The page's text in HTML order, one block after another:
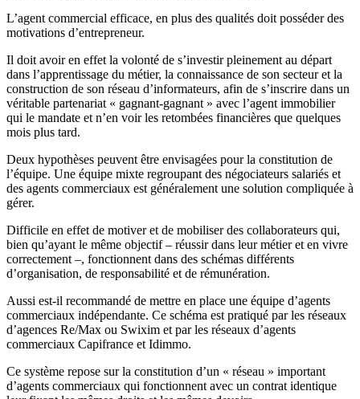
L’agent commercial efficace, en plus des qualités doit posséder des
motivations d’entrepreneur.
Il doit avoir en effet la volonté de s’investir pleinement au départ
dans l’apprentissage du métier, la connaissance de son secteur et la
construction de son réseau d’informateurs, afin de s’inscrire dans un
véritable partenariat « gagnant-gagnant » avec l’agent immobilier
qui le mandate et n’en voir les retombées financières que quelques
mois plus tard.
Deux hypothèses peuvent être envisagées pour la constitution de
l’équipe. Une équipe mixte regroupant des négociateurs salariés et
des agents commerciaux est généralement une solution compliquée à
gérer.
Difficile en effet de motiver et de mobiliser des collaborateurs qui,
bien qu’ayant le même objectif – réussir dans leur métier et en vivre
correctement –, fonctionnent dans des schémas différents
d’organisation, de responsabilité et de rémunération.
Aussi est-il recommandé de mettre en place une équipe d’agents
commerciaux indépendante. Ce schéma est pratiqué par les réseaux
d’agences Re/Max ou Swixim et par les réseaux d’agents
commerciaux Capifrance et Idimmo.
Ce système repose sur la constitution d’un « réseau » important
d’agents commerciaux qui fonctionnent avec un contrat identique